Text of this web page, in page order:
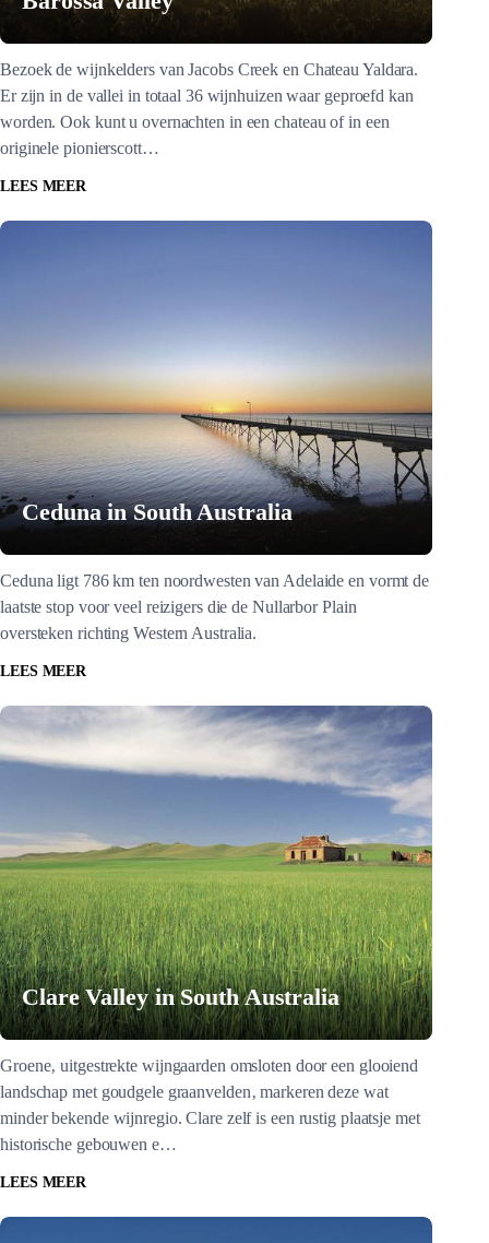
Bezoek de wijnkelders van Jacobs Creek en Chateau Yaldara.
Er zijn in de vallei in totaal 36 wijnhuizen waar geproefd kan
worden. Ook kunt u overnachten in een chateau of in een
originele pionierscott…
LEES MEER
Ceduna in South Australia
Ceduna ligt 786 km ten noordwesten van Adelaide en vormt de
laatste stop voor veel reizigers die de Nullarbor Plain
oversteken richting Western Australia.
LEES MEER
Clare Valley in South Australia
Groene‚ uitgestrekte wijngaarden omsloten door een glooiend
landschap met goudgele graanvelden‚ markeren deze wat
minder bekende wijnregio. Clare zelf is een rustig plaatsje met
historische gebouwen e…
LEES MEER